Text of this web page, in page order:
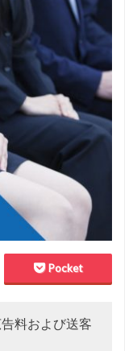
Pocket
料および送客